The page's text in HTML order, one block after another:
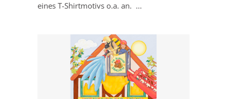
eines T-Shirtmotivs o.a. an. ...